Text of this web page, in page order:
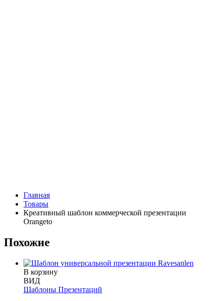
Главная
Товары
Креативный шаблон коммерческой презентации
Orangeto
Похожие
В корзину
ВИД
Шаблоны Презентаций